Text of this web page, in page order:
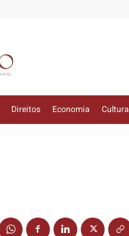
Direitos Economia Cultura